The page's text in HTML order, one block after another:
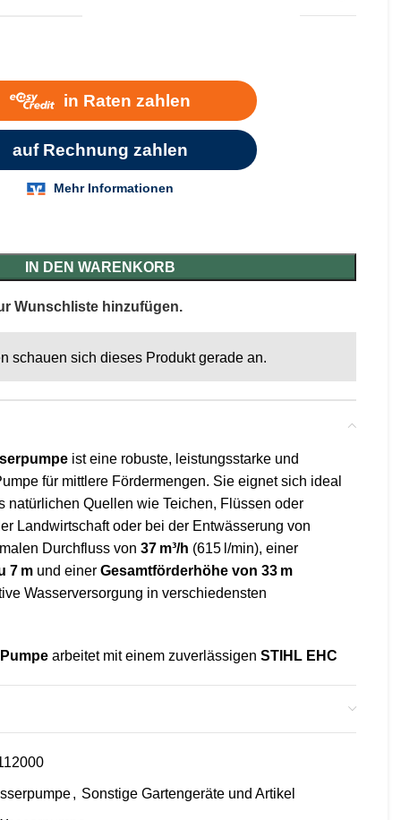
IN DEN WARENKORB
Wunschliste hinzufügen.
schauen sich dieses Produkt gerade an.
ist eine robuste, leistungsstarke und
für mittlere Fördermengen. Sie eignet sich ideal
natürlichen Quellen wie Teichen, Flüssen oder
Landwirtschaft oder bei der Entwässerung von
Durchfluss von 37 m³/h (615 l/min), einer
7 m und einer Gesamtförderhöhe von 33 m
Wasserversorgung in verschiedensten
arbeitet mit einem zuverlässigen STIHL EHC
Motor und Gehäuse verringern mechanische
den Bedienkomfort.
, Sonstige Gartengeräte und Artikel